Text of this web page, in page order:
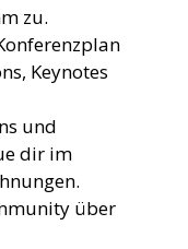
zu.
Keynotes
und
dir im
über